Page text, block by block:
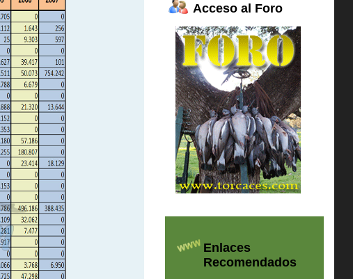
Acceso al Foro
Enlaces
Recomendados